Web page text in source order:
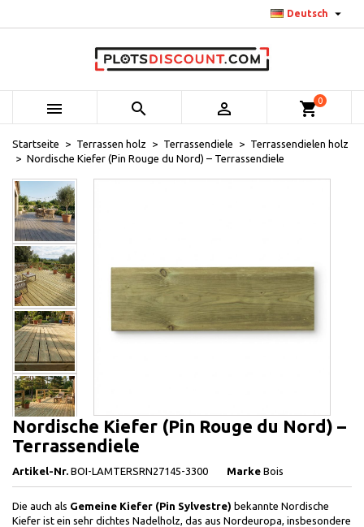
Deutsch 
   shopping_cart0
Startseite Terrassen holz Terrassendiele
Terrassendielen holz
Nordische Kiefer (Pin Rouge du Nord) – Terrassendiele
Nordische Kiefer (Pin Rouge du Nord) –
Terrassendiele
Artikel-Nr. BOI-LAMTERSRN27145-3300 Marke Bois
Die auch als Gemeine Kiefer (Pin Sylvestre) bekannte Nordische
Kiefer ist ein sehr dichtes Nadelholz, das aus Nordeuropa, insbesondere